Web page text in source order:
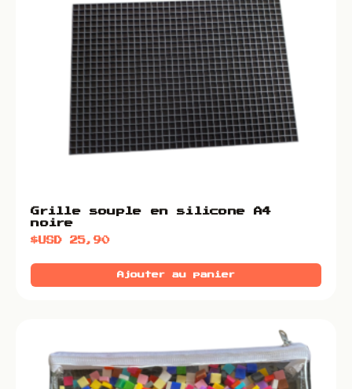
Grille souple en silicone A4
noire
$USD25,90
Ajouter au panier